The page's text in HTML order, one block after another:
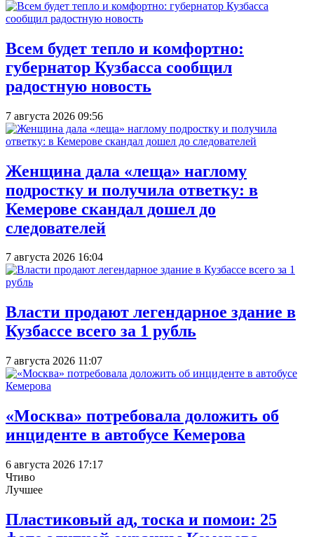
Всем будет тепло и комфортно:
губернатор Кузбасса сообщил
радостную новость
7 августа 2026 09:56
Женщина дала «леща» наглому
подростку и получила ответку: в
Кемерове скандал дошел до
следователей
7 августа 2026 16:04
Власти продают легендарное здание в
Кузбассе всего за 1 рубль
7 августа 2026 11:07
«Москва» потребовала доложить об
инциденте в автобусе Кемерова
6 августа 2026 17:17
Чтиво
Лучшее
Пластиковый ад, тоска и помои: 25